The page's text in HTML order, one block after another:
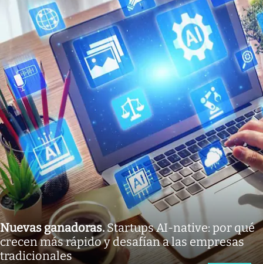
Nuevas ganadoras.Startups AI-native: por qué
crecen más rápido y desafían a las empresas
tradicionales